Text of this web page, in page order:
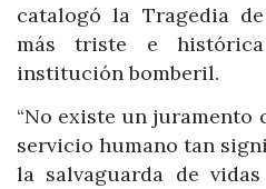
catalogó la Tragedia
más triste e
institución bomberil.
“No existe un juramento
servicio humano tan
la salvaguarda de